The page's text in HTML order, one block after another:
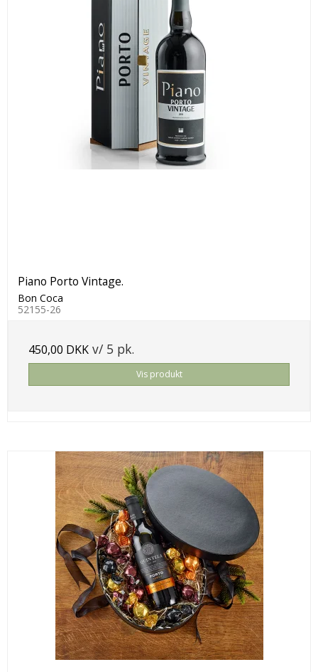
Piano Porto Vintage.
Bon Coca
52155-26
450,00 DKK v/ 5 pk.
Vis produkt